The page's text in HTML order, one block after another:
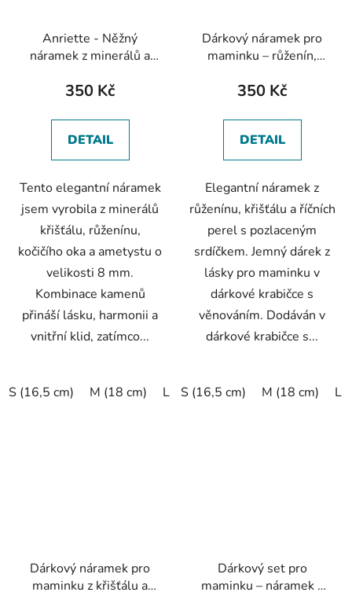
Anriette - Něžný
náramek z minerálů a
350 Kč
DETAIL
Tento elegantní náramek
jsem vyrobila z minerálů
křišťálu, růženínu,
kočičího oka a ametystu o
velikosti 8 mm.
Kombinace kamenů
přináší lásku, harmonii a
vnitřní klid, zatímco...
S (16,5 cm) M (18 cm) L (19,5 cm) XL (20,5 cm)
Dárkový náramek pro
maminku – růženín,
srdíčkem
350 Kč
DETAIL
Elegantní náramek z
růženínu, křišťálu a říčních
perel s pozlaceným
srdíčkem. Jemný dárek z
lásky pro maminku v
dárkové krabičce s
věnováním. Dodáván v
dárkové krabičce s...
S (16,5 cm) M (18 cm) L
Dárkový náramek pro
maminku z křišťálu a
Dárkový set pro
maminku – náramek a